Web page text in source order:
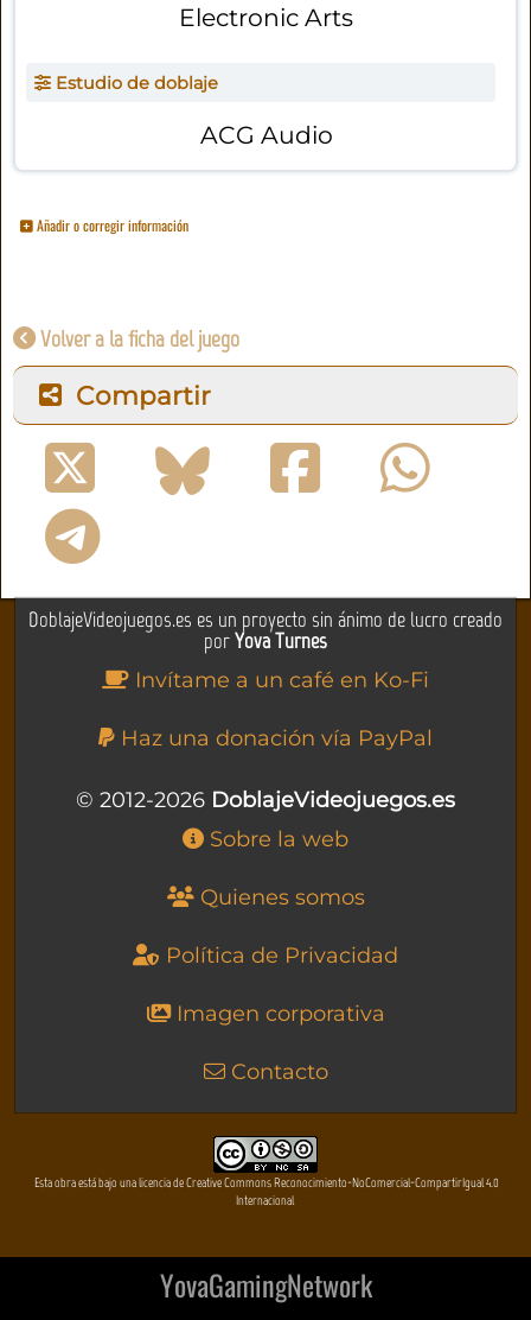
Electronic Arts
Estudio de doblaje
ACG Audio
Añadir o corregir información
Volver a la ficha del juego
Compartir
DoblajeVideojuegos.es es un proyecto sin ánimo de lucro creado
porYova Turnes
Invítame a un café en Ko-Fi
Haz una donación vía PayPal
© 2012-2026 DoblajeVideojuegos.es
Sobre la web
Quienes somos
Política de Privacidad
Imagen corporativa
Contacto
Esta obra está bajo una licencia de Creative Commons Reconocimiento-NoComercial-CompartirIgual 4.0
Internacional
YovaGamingNetwork